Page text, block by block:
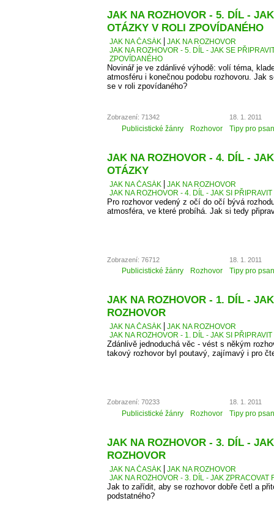
JAK NA ROZHOVOR - 5. DÍL -
OTÁZKY V ROLI ZPOVÍDANÉHO
JAK NA ČASÁK
JAK NA ROZHOVOR
JAK NA ROZHOVOR - 5. DÍL - JAK SE
ZPOVÍDANÉHO
Novinář je ve zdánlivé výhodě: volí téma,
atmosféru i konečnou podobu rozhovoru. Jak
se v roli zpovídaného?
Zobrazení: 71342 18. 1. 2011
Publicistické žánry Rozhovor Tipy pro
JAK NA ROZHOVOR - 4. DÍL -
OTÁZKY
JAK NA ČASÁK
JAK NA ROZHOVOR
JAK NA ROZHOVOR - 4. DÍL - JAK SI PŘIPRAVIT
Pro rozhovor vedený z očí do očí bývá
atmosféra, ve které probíhá. Jak si tedy
Zobrazení: 76712 18. 1. 2011
Publicistické žánry Rozhovor Tipy pro
JAK NA ROZHOVOR - 1. DÍL -
ROZHOVOR
JAK NA ČASÁK
JAK NA ROZHOVOR
JAK NA ROZHOVOR - 1. DÍL - JAK SI
Zdánlivě jednoduchá věc - vést s někým
takový rozhovor byl poutavý, zajímavý i pro
Zobrazení: 70233 18. 1. 2011
Publicistické žánry Rozhovor Tipy pro
JAK NA ROZHOVOR - 3. DÍL -
ROZHOVOR
JAK NA ČASÁK
JAK NA ROZHOVOR
JAK NA ROZHOVOR - 3. DÍL - JAK ZPRACOVAT
Jak to zařídit, aby se rozhovor dobře četl a
podstatného?